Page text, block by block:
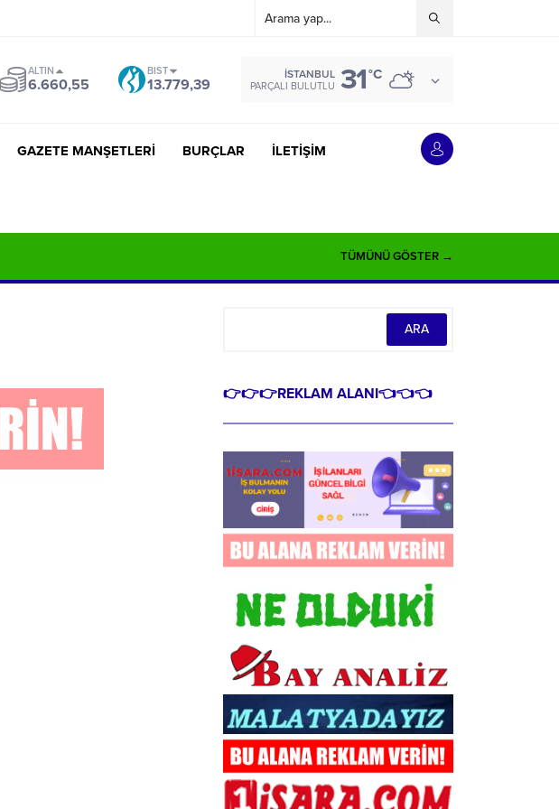
ALTIN
6.660,55
BIST
13.779,39
İSTANBUL
PARÇALI BULUTLU 31°C
GAZETE MANŞETLERİ BURÇLAR İLETİŞİM
TÜMÜNÜ GÖSTER →
👉👉👉REKLAM ALANI👈👈👈